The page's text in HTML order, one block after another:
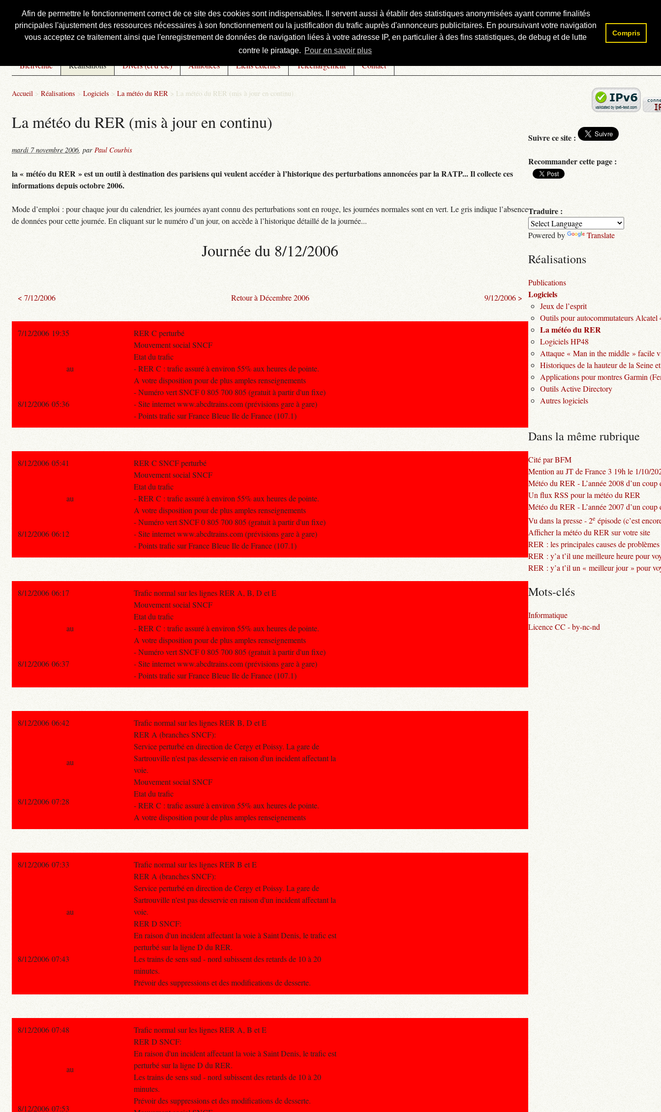
Afin de permettre le fonctionnement correct de ce site des cookies sont indispensables. Il servent aussi à établir des statistiques anonymisées ayant comme finalités
principales l'ajustement des ressources nécessaires à son fonctionnement ou la justification du trafic auprès d'annonceurs publicitaires. En poursuivant votre navigation
vous acceptez ce traitement ainsi que l'enregistrement de données de navigation liées à votre adresse IP, en particulier à des fins statistiques, de debug et de lutte
contre le piratage. Pour en savoir plus
Compris
Courbis, « LE » Blog Officiel
Bienvenue Réalisations Divers (et d’été) Annonces Liens externes Téléchargement Contact
Accueil > Réalisations > Logiciels > La météo du RER > La météo du RER (mis à jour en continu)
La météo du RER (mis à jour en continu)
mardi 7 novembre 2006, par Paul Courbis
la « météo du RER » est un outil à destination des parisiens qui veulent accéder à l’historique des perturbations annoncées par la RATP... Il collecte ces
informations depuis octobre 2006.
Mode d’emploi : pour chaque jour du calendrier, les journées ayant connu des perturbations sont en rouge, les journées normales sont en vert. Le gris indique l’absence
de données pour cette journée. En cliquant sur le numéro d’un jour, on accède à l’historique détaillé de la journée...
Journée du 8/12/2006
< 7/12/2006 Retour à Décembre 2006 9/12/2006 >
7/12/2006 19:35
RER C perturbé
Mouvement social SNCF
Etat du trafic
- RER C : trafic assuré à environ 55% aux heures de pointe.
A votre disposition pour de plus amples renseignements
- Numéro vert SNCF 0 805 700 805 (gratuit à partir d'un fixe)
- Site internet www.abcdtrains.com (prévisions gare à gare)
- Points trafic sur France Bleue Ile de France (107.1)
au
8/12/2006 05:36
8/12/2006 05:41
RER C SNCF perturbé
Mouvement social SNCF
Etat du trafic
- RER C : trafic assuré à environ 55% aux heures de pointe.
A votre disposition pour de plus amples renseignements
- Numéro vert SNCF 0 805 700 805 (gratuit à partir d'un fixe)
- Site internet www.abcdtrains.com (prévisions gare à gare)
- Points trafic sur France Bleue Ile de France (107.1)
au
8/12/2006 06:12
8/12/2006 06:17
Trafic normal sur les lignes RER A, B, D et E
Mouvement social SNCF
Etat du trafic
- RER C : trafic assuré à environ 55% aux heures de pointe.
A votre disposition pour de plus amples renseignements
- Numéro vert SNCF 0 805 700 805 (gratuit à partir d'un fixe)
- Site internet www.abcdtrains.com (prévisions gare à gare)
- Points trafic sur France Bleue Ile de France (107.1)
au
8/12/2006 06:37
8/12/2006 06:42
Trafic normal sur les lignes RER B, D et E
RER A (branches SNCF):
Service perturbé en direction de Cergy et Poissy. La gare de
Sartrouville n'est pas desservie en raison d'un incident affectant la
voie.
Mouvement social SNCF
Etat du trafic
- RER C : trafic assuré à environ 55% aux heures de pointe.
A votre disposition pour de plus amples renseignements
au
8/12/2006 07:28
8/12/2006 07:33
Trafic normal sur les lignes RER B et E
RER A (branches SNCF):
Service perturbé en direction de Cergy et Poissy. La gare de
Sartrouville n'est pas desservie en raison d'un incident affectant la
voie.
RER D SNCF:
En raison d'un incident affectant la voie à Saint Denis, le trafic est
perturbé sur la ligne D du RER.
Les trains de sens sud - nord subissent des retards de 10 à 20
minutes.
Prévoir des suppressions et des modifications de desserte.
au
8/12/2006 07:43
8/12/2006 07:48
Trafic normal sur les lignes RER A, B et E
RER D SNCF:
En raison d'un incident affectant la voie à Saint Denis, le trafic est
perturbé sur la ligne D du RER.
Les trains de sens sud - nord subissent des retards de 10 à 20
minutes.
Prévoir des suppressions et des modifications de desserte.
au
8/12/2006 07:53
Rechercher :
Suivre ce site :
Recommander cette page :
Traduire :
Powered by Translate
Réalisations
Publications
Logiciels
Jeux de l’esprit
Outils pour autocommutateurs Alcatel
La météo du RER
Logiciels HP48
Attaque « Man in the middle » facile
Historiques de la hauteur de la Seine
Applications pour montres Garmin
Outils Active Directory
Autres logiciels
Dans la même rubrique
Cité par BFM
Mention au JT de France 3 19h le 1/10/
Météo du RER - L’année 2008 d’un coup
Un flux RSS pour la météo du RER
Météo du RER - L’année 2007 d’un coup
Vu dans la presse - 2e épisode (c’est
Afficher la météo du RER sur votre site
RER : les principales causes de problèmes
RER : y’a t’il une meilleure heure pour
RER : y’a t’il un « meilleur jour » pour
Mots-clés
Informatique
Licence CC - by-nc-nd